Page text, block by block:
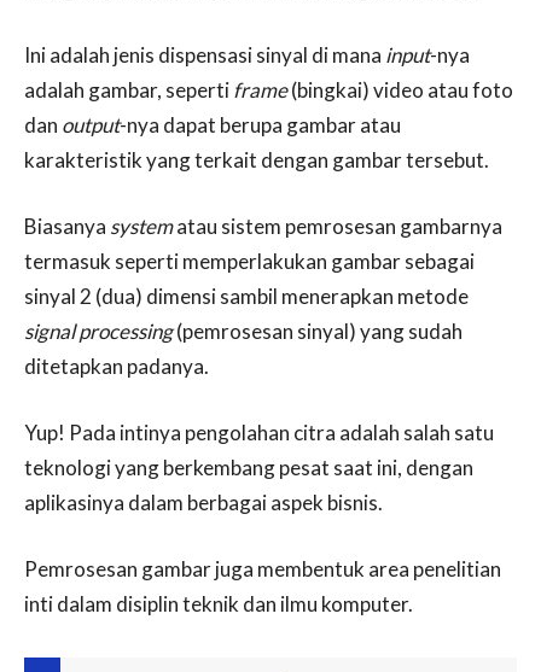
Ini adalah jenis dispensasi sinyal di mana input-nya
adalah gambar, seperti frame(bingkai) video atau foto
dan output-nya dapat berupa gambar atau
karakteristik yang terkait dengan gambar tersebut.
Biasanya systematau sistem pemrosesan gambarnya
termasuk seperti memperlakukan gambar sebagai
sinyal 2 (dua) dimensi sambil menerapkan metode
signal processing(pemrosesan sinyal) yang sudah
ditetapkan padanya.
Yup! Pada intinya pengolahan citra adalah salah satu
teknologi yang berkembang pesat saat ini, dengan
aplikasinya dalam berbagai aspek bisnis.
Pemrosesan gambar juga membentuk area penelitian
inti dalam disiplin teknik dan ilmu komputer.